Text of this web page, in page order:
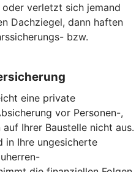
verletzt sich jemand
Dachziegel, dann haften
bzw.
eine private
vor Personen-,
Ihrer Baustelle nicht aus.
in Ihre ungesicherte